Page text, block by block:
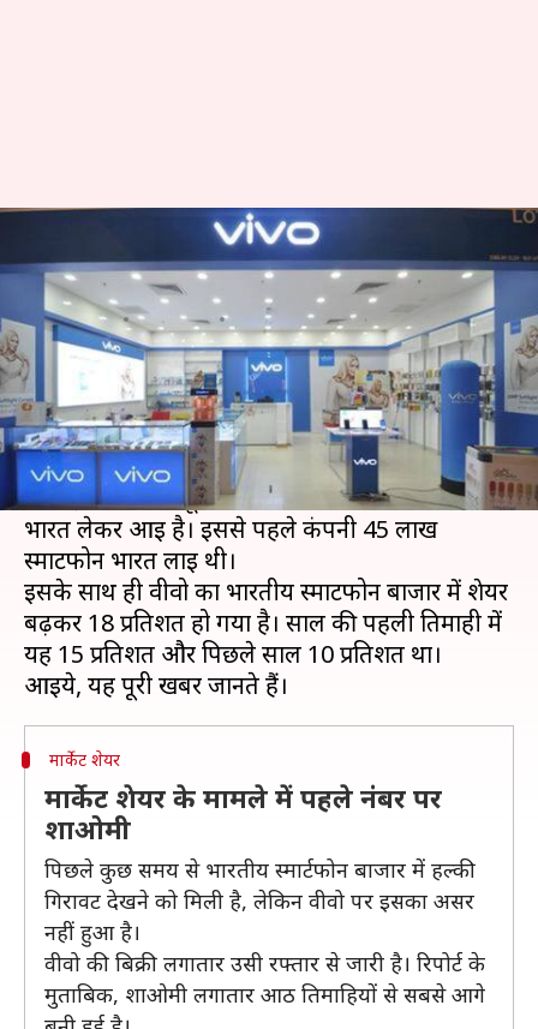
मार्केट शेयर के मामले में साल के अंत
तक सैमसंग को पछाड़ सकती है वीवो
लेखन प्रमोद कुमार Jul 30, 2019 01:55 pm
क्या है खबर?
चाइनीज स्मार्टफोन कंपनी वीवो साल के अंत तक मार्केट
शेयर के मामले में सैमसंग को पछाड़ सकती है।
वीवो इस साल की दूसरी तिमाही में 58 लाख स्मार्टफोन
भारत लेकर आई है। इससे पहले कंपनी 45 लाख
स्मार्टफोन भारत लाई थी।
इसके साथ ही वीवो का भारतीय स्मार्टफोन बाजार में शेयर
बढ़कर 18 प्रतिशत हो गया है। साल की पहली तिमाही में
यह 15 प्रतिशत और पिछले साल 10 प्रतिशत था।
मार्केट शेयर
मार्केट शेयर के मामले में पहले नंबर पर
शाओमी
पिछले कुछ समय से भारतीय स्मार्टफोन बाजार में हल्की
गिरावट देखने को मिली है, लेकिन वीवो पर इसका असर
नहीं हुआ है।
वीवो की बिक्री लगातार उसी रफ्तार से जारी है। रिपोर्ट के
मुताबिक, शाओमी लगातार आठ तिमाहियों से सबसे आगे